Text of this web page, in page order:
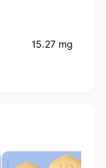
15.27 mg